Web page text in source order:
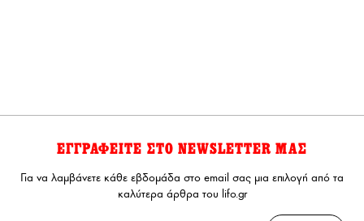
ΕΓΓΡΑΦΕΙΤΕ ΣΤΟ NEWSLETTER ΜΑΣ
Για να λαμβάνετε κάθε εβδομάδα στο email σας μια επιλογή από τα
καλύτερα άρθρα του lifo.gr